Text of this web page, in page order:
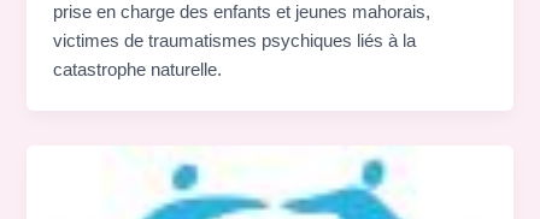
prise en charge des enfants et jeunes mahorais,
victimes de traumatismes psychiques liés à la
catastrophe naturelle.